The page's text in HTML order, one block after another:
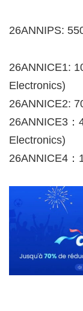
26ANNIPS:
26ANNICE1:
Electronics)
26ANNICE2:
26ANNICE3：
Electronics)
26ANNICE4：